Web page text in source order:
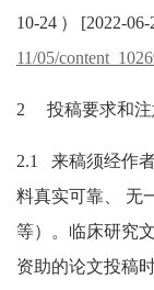
10-24）[2022-06-
11/05/
2 投稿要求和
2.1 来稿须经作
料真实可靠、 无
等）。临床研究
资助的论文投稿